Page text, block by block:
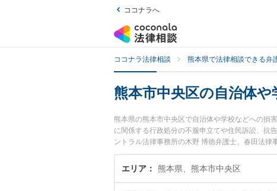
ココナラへ
ココナラ法律相談 熊本県で法律相談できる弁
熊本市中央区の自治体
熊本県の熊本市中央区で自治体や学校などへの損
に関係する行政処分の不服申立てや住民訴訟、抗
ントラル法律事務所の木野 博徳弁護士、春田法
や夜間に発生した自治体や学校などへの損害賠償
富な近くの弁護士を検索したい』『初回相談無
エリア 熊本県、熊本市中央区